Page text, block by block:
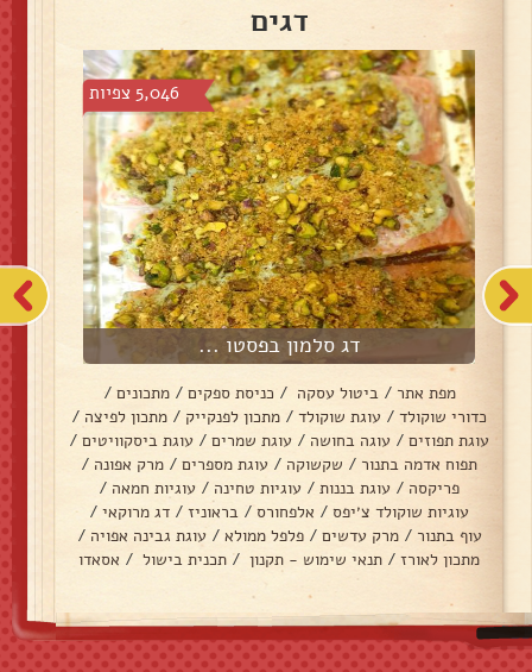
דגים
5,046 צפיות
דג סלמון בפסטו ...
מפת אתר / ביטול עסקה / כניסת ספקים / מתכונים /
כדורי שוקולד / עוגת שוקולד / מתכון לפנקייק / מתכון לפיצה /
עוגת תפוזים / עוגה בחושה / עוגת שמרים / עוגת ביסקוויטים /
תפוח אדמה בתנור / שקשוקה / עוגת מספרים / מרק אפונה /
פריקסה / עוגת בננות / עוגיות טחינה / עוגיות חמאה /
עוגיות שוקולד צ׳יפס / אלפחורס / בראוניז / דג מרוקאי /
עוף בתנור / מרק עדשים / פלפל ממולא / עוגת גבינה אפויה /
מתכון לאורז / תנאי שימוש - תקנון / תכנית בישול / אסאדו